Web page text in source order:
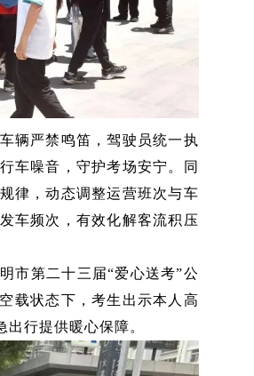
辆严禁鸣笛，驾驶员统一执
车噪音，守护考场安宁。同
律，动态调整运营班次与车
车频次，有效化解客流积压
市第二十三届“爱心送考”公
载状态下，考生出示本人高
行提供暖心保障。